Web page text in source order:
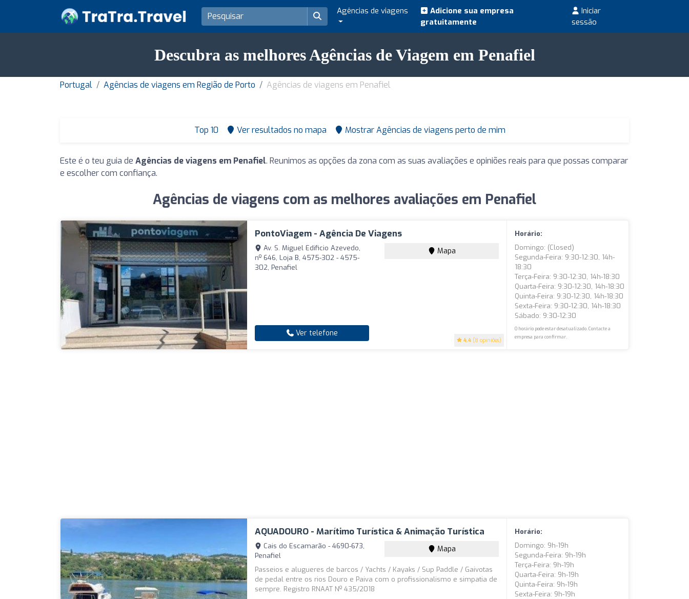
Agências de viagens
Adicione sua empresa
gratuitamente
Iniciar
sessão
Descubra as melhores Agências de Viagem em Penafiel
Portugal Agências de viagens em Região de Porto Agências de viagens em Penafiel
Top 10 Ver resultados no mapa Mostrar Agências de viagens perto de mim
Este é o teu guia de Agências de viagens em Penafiel. Reunimos as opções da zona com as suas avaliações e opiniões reais para que possas comparar
e escolher com confiança.
Agências de viagens com as melhores avaliações em Penafiel
PontoViagem - Agência De Viagens
4.4 (8 opiniões)
Av. S. Miguel Edificio Azevedo,
nº 646, Loja B, 4575-302 - 4575-
302, Penafiel
Mapa
Ver telefone
Horário:
Domingo: (closed)
Segunda-Feira: 9:30-12:30, 14h-
18:30
Terça-Feira: 9:30-12:30, 14h-18:30
Quarta-Feira: 9:30-12:30, 14h-18:30
Quinta-Feira: 9:30-12:30, 14h-18:30
Sexta-Feira: 9:30-12:30, 14h-18:30
Sábado: 9:30-12:30
O horário pode estar desatualizado. Contacte a
empresa para confirmar.
AQUADOURO - Marítimo Turística & Animação Turística
Cais do Escamarão - 4690-673,
Penafiel
Mapa
Passeios e alugueres de barcos / Yachts / Kayaks / Sup Paddle / Gaivotas
de pedal entre os rios Douro e Paiva com o profissionalismo e simpatia de
sempre. Registro RNAAT Nº 435/2018
Horário:
Domingo: 9h-19h
Segunda-Feira: 9h-19h
Terça-Feira: 9h-19h
Quarta-Feira: 9h-19h
Quinta-Feira: 9h-19h
Sexta-Feira: 9h-19h